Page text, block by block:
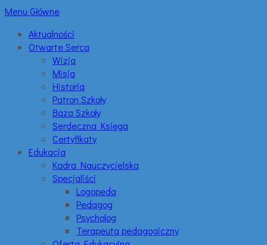
Menu Główne
Aktualności
Otwarte Serca
Wizja
Misja
Historia
Patron Szkoły
Baza Szkoły
Serdeczna Księga
Certyfikaty
Edukacja
Kadra Nauczycielska
Specjaliści
Logopeda
Pedagog
Psycholog
Terapeuta pedagogiczny